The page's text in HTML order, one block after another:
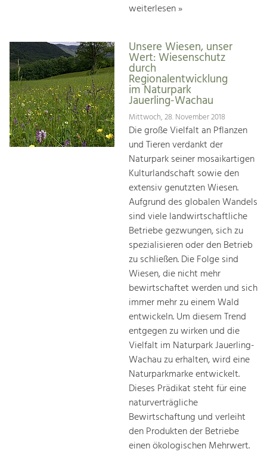
weiterlesen »
Unsere Wiesen, unser
Wert: Wiesenschutz
durch
Regionalentwicklung
im Naturpark
Jauerling-Wachau
Mittwoch, 28. November 2018
Die große Vielfalt an Pflanzen
und Tieren verdankt der
Naturpark seiner mosaikartigen
Kulturlandschaft sowie den
extensiv genutzten Wiesen.
Aufgrund des globalen Wandels
sind viele landwirtschaftliche
Betriebe gezwungen, sich zu
spezialisieren oder den Betrieb
zu schließen. Die Folge sind
Wiesen, die nicht mehr
bewirtschaftet werden und sich
immer mehr zu einem Wald
entwickeln. Um diesem Trend
entgegen zu wirken und die
Vielfalt im Naturpark Jauerling-
Wachau zu erhalten, wird eine
Naturparkmarke entwickelt.
Dieses Prädikat steht für eine
naturverträgliche
Bewirtschaftung und verleiht
den Produkten der Betriebe
einen ökologischen Mehrwert.